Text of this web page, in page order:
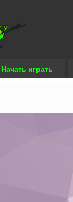
Начать играть